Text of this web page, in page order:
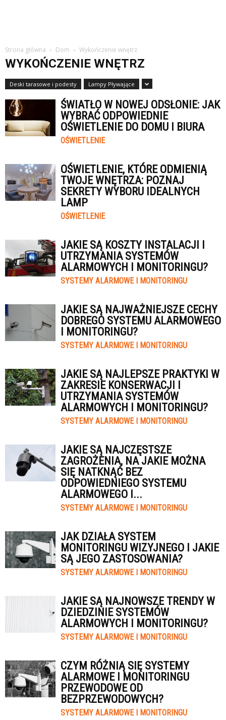
Strona główna Dom Wykończenie wnętrz
WYKOŃCZENIE WNĘTRZ
Deski tarasowe i podesty Lampy Pływające
ŚWIATŁO W NOWEJ ODSŁONIE: JAK
WYBRAĆ ODPOWIEDNIE
OŚWIETLENIE DO DOMU I BIURA
OŚWIETLENIE
OŚWIETLENIE, KTÓRE ODMIENIĄ
TWOJE WNĘTRZA: POZNAJ
SEKRETY WYBORU IDEALNYCH
LAMP
OŚWIETLENIE
JAKIE SĄ KOSZTY INSTALACJI I
UTRZYMANIA SYSTEMÓW
ALARMOWYCH I MONITORINGU?
SYSTEMY ALARMOWE I MONITORINGU
JAKIE SĄ NAJWAŻNIEJSZE CECHY
DOBREGO SYSTEMU ALARMOWEGO
I MONITORINGU?
SYSTEMY ALARMOWE I MONITORINGU
JAKIE SĄ NAJLEPSZE PRAKTYKI W
ZAKRESIE KONSERWACJI I
UTRZYMANIA SYSTEMÓW
ALARMOWYCH I MONITORINGU?
SYSTEMY ALARMOWE I MONITORINGU
JAKIE SĄ NAJCZĘSTSZE
ZAGROŻENIA, NA JAKIE MOŻNA
SIĘ NATKNĄĆ BEZ
ODPOWIEDNIEGO SYSTEMU
ALARMOWEGO I...
SYSTEMY ALARMOWE I MONITORINGU
JAK DZIAŁA SYSTEM
MONITORINGU WIZYJNEGO I JAKIE
SĄ JEGO ZASTOSOWANIA?
SYSTEMY ALARMOWE I MONITORINGU
JAKIE SĄ NAJNOWSZE TRENDY W
DZIEDZINIE SYSTEMÓW
ALARMOWYCH I MONITORINGU?
SYSTEMY ALARMOWE I MONITORINGU
CZYM RÓŻNIĄ SIĘ SYSTEMY
ALARMOWE I MONITORINGU
PRZEWODOWE OD
BEZPRZEWODOWYCH?
SYSTEMY ALARMOWE I MONITORINGU